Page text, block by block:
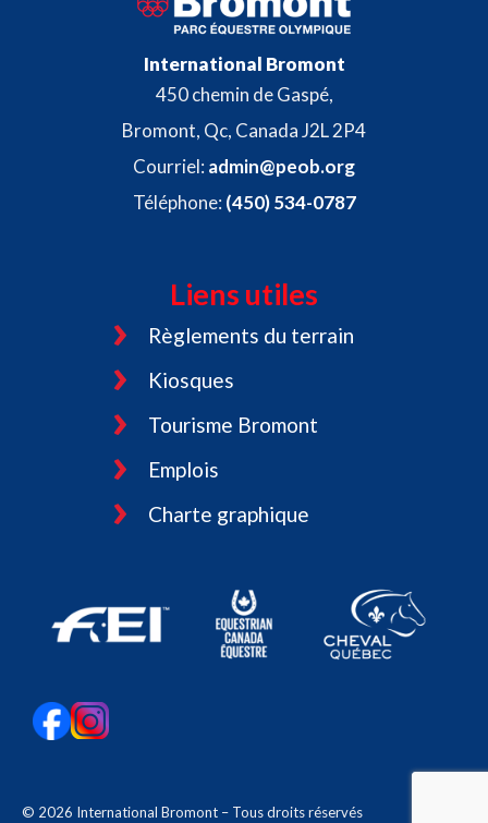
International Bromont
450 chemin de Gaspé,
Bromont, Qc, Canada J2L 2P4
Courriel: admin@peob.org
Téléphone: (450) 534-0787
Liens utiles
Règlements du terrain
Kiosques
Tourisme Bromont
Emplois
Charte graphique
© 2026 International Bromont – Tous droits réservés